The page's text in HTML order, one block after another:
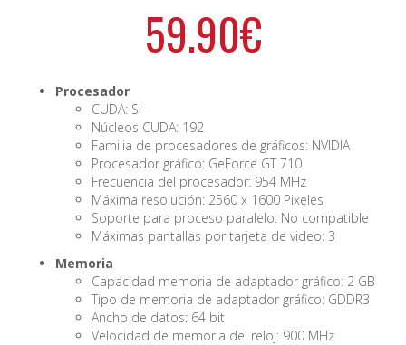
59.90€
Procesador
CUDA: Si
Núcleos CUDA: 192
Familia de procesadores de gráficos: NVIDIA
Procesador gráfico: GeForce GT 710
Frecuencia del procesador: 954 MHz
Máxima resolución: 2560 x 1600 Pixeles
Soporte para proceso paralelo: No compatible
Máximas pantallas por tarjeta de video: 3
Memoria
Capacidad memoria de adaptador gráfico: 2 GB
Tipo de memoria de adaptador gráfico: GDDR3
Ancho de datos: 64 bit
Velocidad de memoria del reloj: 900 MHz